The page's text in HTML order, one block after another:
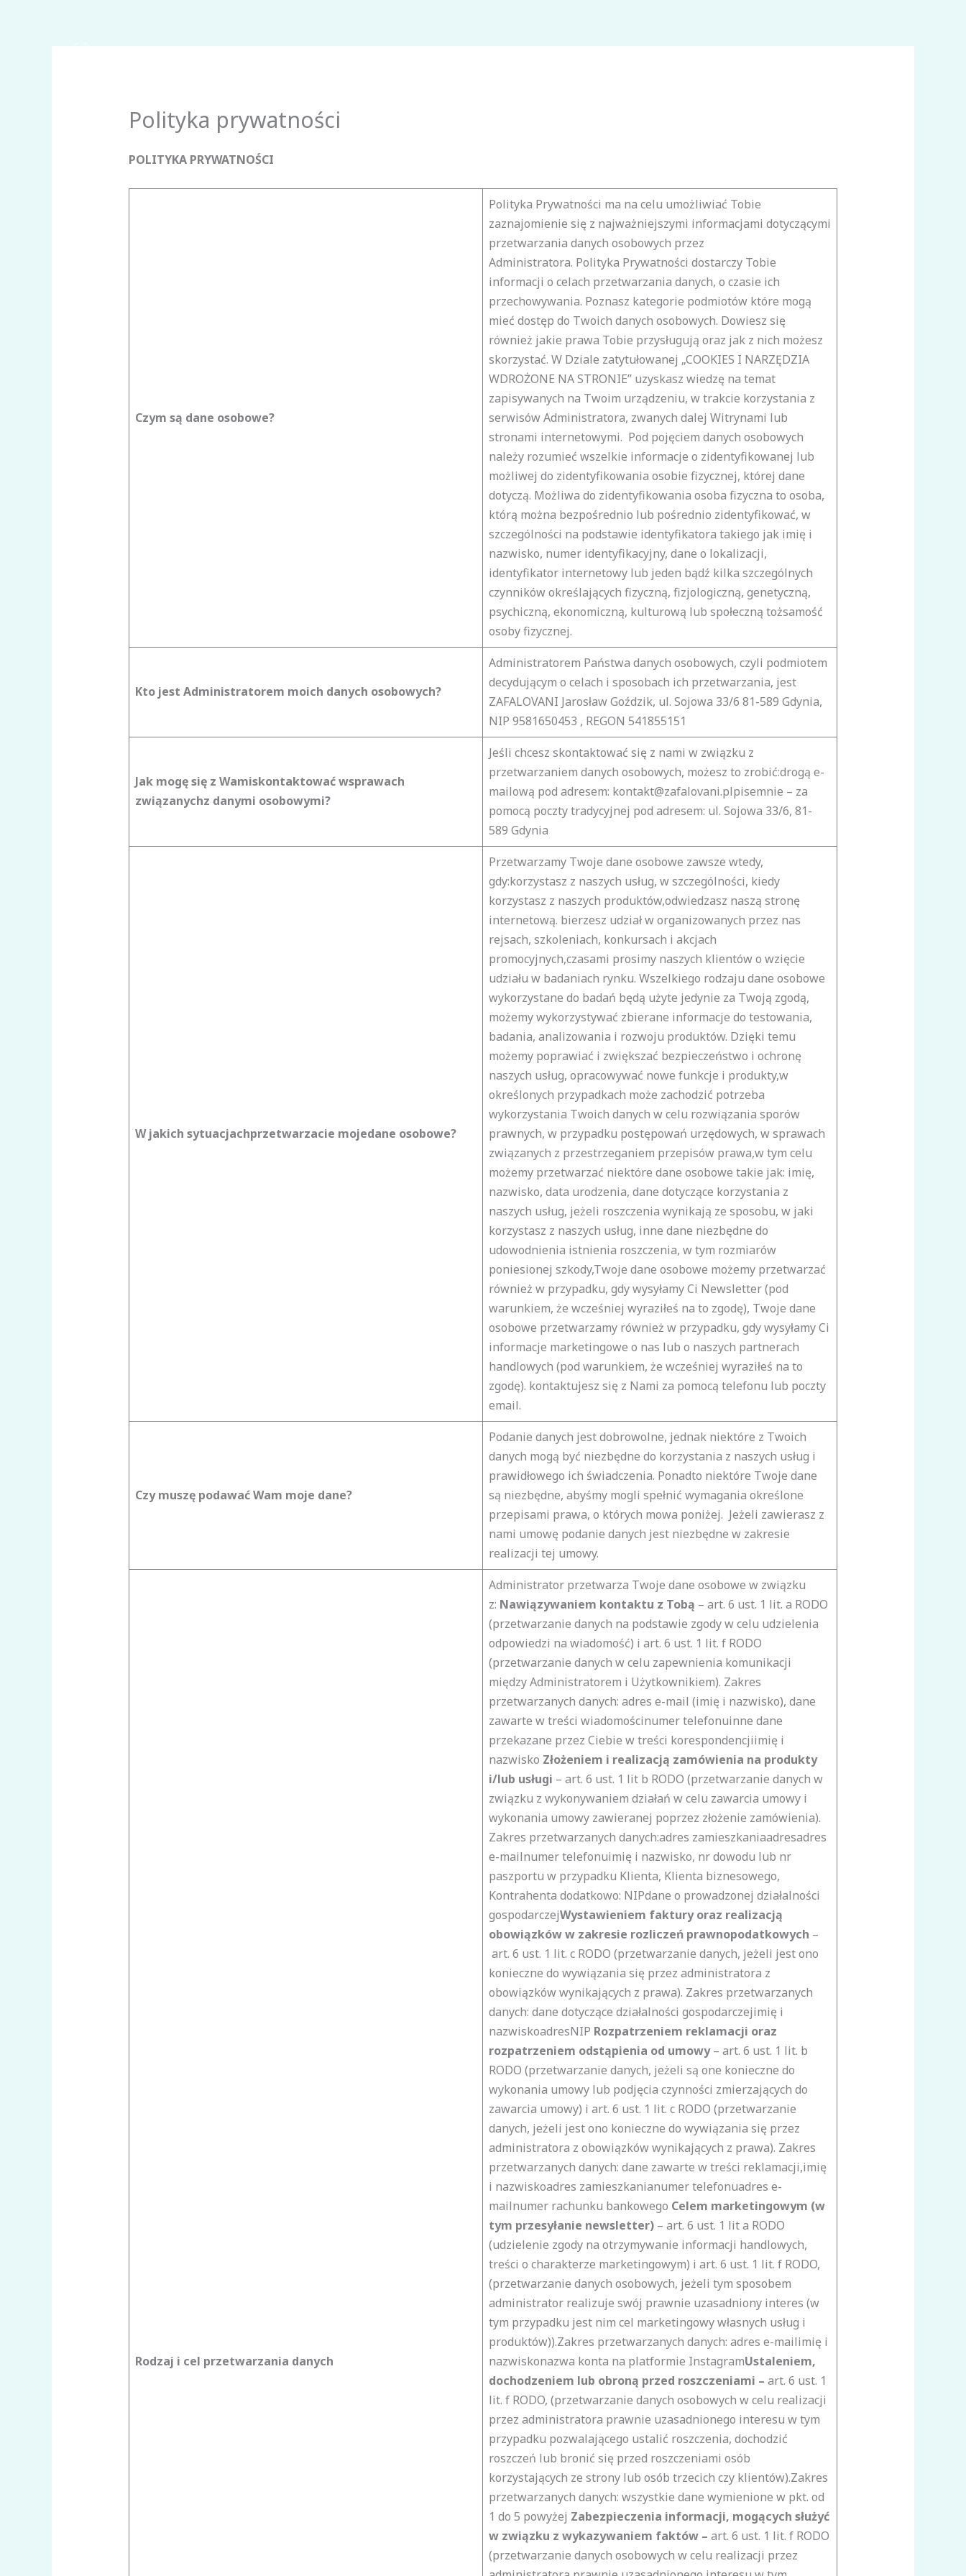
Polityka prywatności
POLITYKA PRYWATNOŚCI
Czym są dane osobowe?
Polityka Prywatności ma na celu umożliwiać Tobie
zaznajomienie się z najważniejszymi informacjami dotyczącymi
przetwarzania danych osobowych przez
Administratora. Polityka Prywatności dostarczy Tobie
informacji o celach przetwarzania danych, o czasie ich
przechowywania. Poznasz kategorie podmiotów które mogą
mieć dostęp do Twoich danych osobowych. Dowiesz się
również jakie prawa Tobie przysługują oraz jak z nich możesz
skorzystać. W Dziale zatytułowanej „COOKIES I NARZĘDZIA
WDROŻONE NA STRONIE” uzyskasz wiedzę na temat
zapisywanych na Twoim urządzeniu, w trakcie korzystania z
serwisów Administratora, zwanych dalej Witrynami lub
stronami internetowymi. Pod pojęciem danych osobowych
należy rozumieć wszelkie informacje o zidentyfikowanej lub
możliwej do zidentyfikowania osobie fizycznej, której dane
dotyczą. Możliwa do zidentyfikowania osoba fizyczna to osoba,
którą można bezpośrednio lub pośrednio zidentyfikować, w
szczególności na podstawie identyfikatora takiego jak imię i
nazwisko, numer identyfikacyjny, dane o lokalizacji,
identyfikator internetowy lub jeden bądź kilka szczególnych
czynników określających fizyczną, fizjologiczną, genetyczną,
psychiczną, ekonomiczną, kulturową lub społeczną tożsamość
osoby fizycznej.
Kto jest Administratorem moich danych osobowych?
Administratorem Państwa danych osobowych, czyli podmiotem
decydującym o celach i sposobach ich przetwarzania, jest
ZAFALOVANI Jarosław Goździk, ul. Sojowa 33/6 81-589 Gdynia,
NIP 9581650453 , REGON 541855151
Jak mogę się z Wamiskontaktować wsprawach
związanychz danymi osobowymi?
Jeśli chcesz skontaktować się z nami w związku z
przetwarzaniem danych osobowych, możesz to zrobić:drogą e-
mailową pod adresem: kontakt@zafalovani.plpisemnie – za
pomocą poczty tradycyjnej pod adresem: ul. Sojowa 33/6, 81-
589 Gdynia
W jakich sytuacjachprzetwarzacie mojedane osobowe?
Przetwarzamy Twoje dane osobowe zawsze wtedy,
gdy:korzystasz z naszych usług, w szczególności, kiedy
korzystasz z naszych produktów,odwiedzasz naszą stronę
internetową. bierzesz udział w organizowanych przez nas
rejsach, szkoleniach, konkursach i akcjach
promocyjnych,czasami prosimy naszych klientów o wzięcie
udziału w badaniach rynku. Wszelkiego rodzaju dane osobowe
wykorzystane do badań będą użyte jedynie za Twoją zgodą,
możemy wykorzystywać zbierane informacje do testowania,
badania, analizowania i rozwoju produktów. Dzięki temu
możemy poprawiać i zwiększać bezpieczeństwo i ochronę
naszych usług, opracowywać nowe funkcje i produkty,w
określonych przypadkach może zachodzić potrzeba
wykorzystania Twoich danych w celu rozwiązania sporów
prawnych, w przypadku postępowań urzędowych, w sprawach
związanych z przestrzeganiem przepisów prawa,w tym celu
możemy przetwarzać niektóre dane osobowe takie jak: imię,
nazwisko, data urodzenia, dane dotyczące korzystania z
naszych usług, jeżeli roszczenia wynikają ze sposobu, w jaki
korzystasz z naszych usług, inne dane niezbędne do
udowodnienia istnienia roszczenia, w tym rozmiarów
poniesionej szkody,Twoje dane osobowe możemy przetwarzać
również w przypadku, gdy wysyłamy Ci Newsletter (pod
warunkiem, że wcześniej wyraziłeś na to zgodę), Twoje dane
osobowe przetwarzamy również w przypadku, gdy wysyłamy Ci
informacje marketingowe o nas lub o naszych partnerach
handlowych (pod warunkiem, że wcześniej wyraziłeś na to
zgodę). kontaktujesz się z Nami za pomocą telefonu lub poczty
email.
Czy muszę podawać Wam moje dane?
Podanie danych jest dobrowolne, jednak niektóre z Twoich
danych mogą być niezbędne do korzystania z naszych usług i
prawidłowego ich świadczenia. Ponadto niektóre Twoje dane
są niezbędne, abyśmy mogli spełnić wymagania określone
przepisami prawa, o których mowa poniżej. Jeżeli zawierasz z
nami umowę podanie danych jest niezbędne w zakresie
realizacji tej umowy.
Rodzaj i cel przetwarzania danych
Administrator przetwarza Twoje dane osobowe w związku
z: Nawiązywaniem kontaktu z Tobą – art. 6 ust. 1 lit. a RODO
(przetwarzanie danych na podstawie zgody w celu udzielenia
odpowiedzi na wiadomość) i art. 6 ust. 1 lit. f RODO
(przetwarzanie danych w celu zapewnienia komunikacji
między Administratorem i Użytkownikiem). Zakres
przetwarzanych danych: adres e-mail (imię i nazwisko), dane
zawarte w treści wiadomościnumer telefonuinne dane
przekazane przez Ciebie w treści korespondencjiimię i
nazwisko Złożeniem i realizacją zamówienia na produkty
i/lub usługi – art. 6 ust. 1 lit b RODO (przetwarzanie danych w
związku z wykonywaniem działań w celu zawarcia umowy i
wykonania umowy zawieranej poprzez złożenie zamówienia).
Zakres przetwarzanych danych:adres zamieszkaniaadresadres
e-mailnumer telefonuimię i nazwisko, nr dowodu lub nr
paszportu w przypadku Klienta, Klienta biznesowego,
Kontrahenta dodatkowo: NIPdane o prowadzonej działalności
gospodarczejWystawieniem faktury oraz realizacją
obowiązków w zakresie rozliczeń prawnopodatkowych –
art. 6 ust. 1 lit. c RODO (przetwarzanie danych, jeżeli jest ono
konieczne do wywiązania się przez administratora z
obowiązków wynikających z prawa). Zakres przetwarzanych
danych: dane dotyczące działalności gospodarczejimię i
nazwiskoadresNIP Rozpatrzeniem reklamacji oraz
rozpatrzeniem odstąpienia od umowy– art. 6 ust. 1 lit. b
RODO (przetwarzanie danych, jeżeli są one konieczne do
wykonania umowy lub podjęcia czynności zmierzających do
zawarcia umowy) i art. 6 ust. 1 lit. c RODO (przetwarzanie
danych, jeżeli jest ono konieczne do wywiązania się przez
administratora z obowiązków wynikających z prawa). Zakres
przetwarzanych danych: dane zawarte w treści reklamacji,imię
i nazwiskoadres zamieszkanianumer telefonuadres e-
mailnumer rachunku bankowego Celem marketingowym (w
tym przesyłanie newsletter) – art. 6 ust. 1 lit a RODO
(udzielenie zgody na otrzymywanie informacji handlowych,
treści o charakterze marketingowym) i art. 6 ust. 1 lit. f RODO,
(przetwarzanie danych osobowych, jeżeli tym sposobem
administrator realizuje swój prawnie uzasadniony interes (w
tym przypadku jest nim cel marketingowy własnych usług i
produktów)).Zakres przetwarzanych danych: adres e-mailimię i
nazwiskonazwa konta na platformie InstagramUstaleniem,
dochodzeniem lub obroną przed roszczeniami – art. 6 ust. 1
lit. f RODO, (przetwarzanie danych osobowych w celu realizacji
przez administratora prawnie uzasadnionego interesu w tym
przypadku pozwalającego ustalić roszczenia, dochodzić
roszczeń lub bronić się przed roszczeniami osób
korzystających ze strony lub osób trzecich czy klientów).Zakres
przetwarzanych danych: wszystkie dane wymienione w pkt. od
1 do 5 powyżej Zabezpieczenia informacji, mogących służyć
w związku z wykazywaniem faktów – art. 6 ust. 1 lit. f RODO
(przetwarzanie danych osobowych w celu realizacji przez